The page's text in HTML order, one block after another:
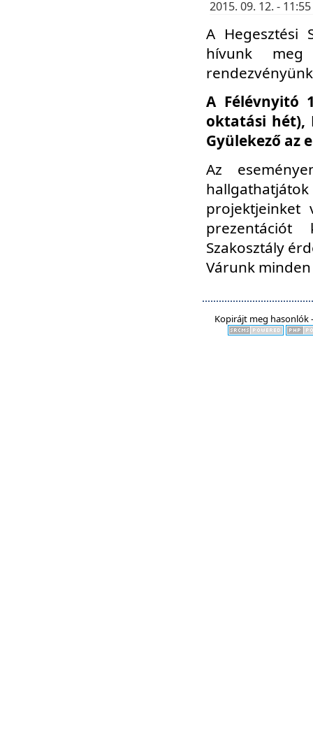
2015. 09. 12. -
A Hegesztési
hívunk
A Félévnyitó
oktatási hét),
Gyülekező az
Az
Szakosztály
Várunk
Kopirájt meg hasonlók